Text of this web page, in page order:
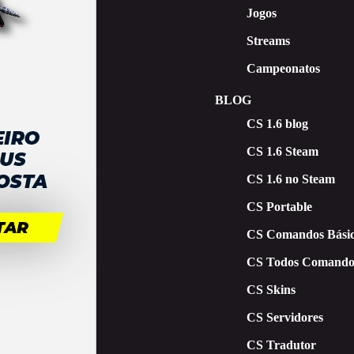
Jogos
Streams
Campeonatos
BLOG
CS 1.6 blog
CS 1.6 Steam
CS 1.6 no Steam
CS Portable
CS Comandos
CS Todos
CS Skins
CS Servidores
CS Tradutor